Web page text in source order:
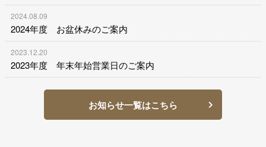
2024.08.09
2024年度 お盆休みのご案内
2023.12.20
2023年度 年末年始営業日のご案内
お知らせ一覧はこちら